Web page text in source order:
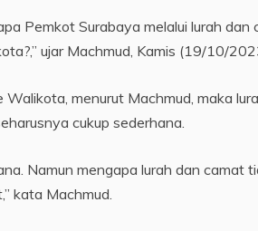
Pemkot Surabaya melalui lurah
ujar Machmud, Kamis (19/10/
Walikota, menurut Machmud, maka
cukup sederhana.
Namun mengapa lurah dan camat
kata Machmud.